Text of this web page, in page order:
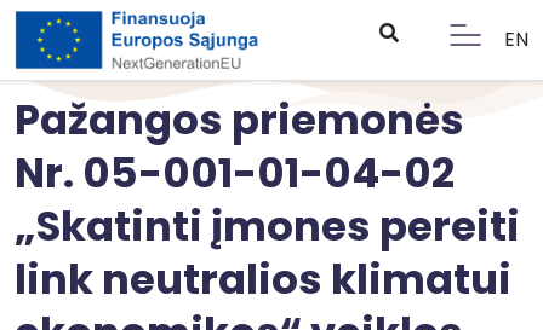
EN
Pažangos priemonės
Nr. 05-001-01-04-02
„Skatinti įmones pereiti
link neutralios klimatui